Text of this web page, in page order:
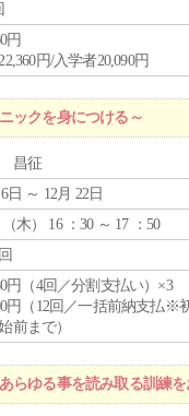
円
円/入学者20,090円
ックを身につける～
昌征
日 ～ 12月 22日
木） 16 ：30 ～ 17 ：50
円（4回／分割支払い）×3
円（12回／一括前納支払※
前まで）
らゆる事を読み取る訓練を